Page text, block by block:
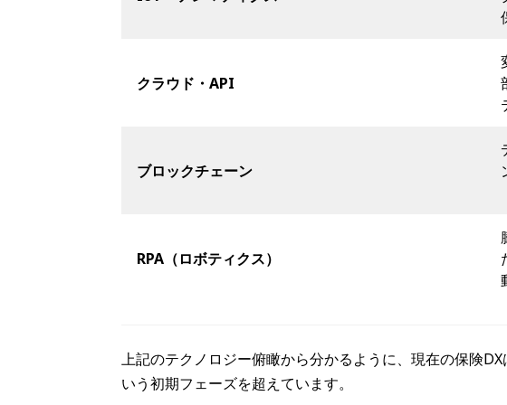
クラウド・API
ブロックチェーン
RPA（ロボティクス）
上記のテクノロジー俯瞰から分かるように、現在の保険
いう初期フェーズを超えています。